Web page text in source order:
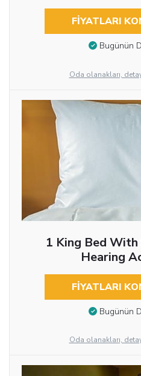
FIYATLARI
Bugünün
Oda olanakları,
1 King Bed
Hearing
FIYATLARI
Bugünün
Oda olanakları,